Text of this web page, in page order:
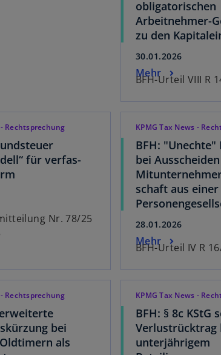
obligatorischen
Arbeitnehmer-
zu den
30.01.2026
BFH-Urteil VIII R
Mehr
Rechtsprechung
für verfas-
Nr. 78/25
KPMG Tax News -
BFH: "Unechte"
bei
schaft aus einer
28.01.2026
BFH-Urteil IV R
Mehr
Rechtsprechung
bei
als
KPMG Tax News -
BFH: § 8c KStG
Verlustrücktrag
unterjährigem